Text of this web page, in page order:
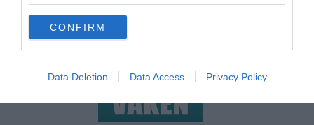
use your data for below specified purposes in below Google
consent section.
CONFIRM
Data Deletion Data Access Privacy Policy